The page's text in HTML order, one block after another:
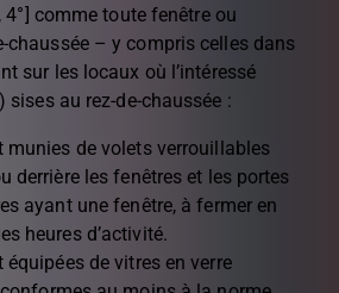
comme toute fenêtre ou
chaussée – y compris celles dans
sur les locaux où l’intéressé
sises au rez-de-chaussée :
munies de volets verrouillables
derrière les fenêtres et les portes
ayant une fenêtre, à fermer en
heures d’activité.
équipées de vitres en verre